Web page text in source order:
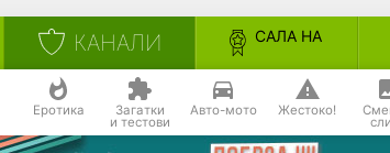
КАНАЛИ САЛА НА
СЛАВАТА
Еротика Загатки
и тестови
Авто-мото Жестоко!